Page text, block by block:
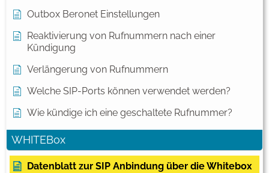
Outbox Beronet Einstellungen
Reaktivierung von Rufnummern nach einer
Kündigung
Verlängerung von Rufnummern
Welche SIP-Ports können verwendet werden?
Wie kündige ich eine geschaltete Rufnummer?
WHITEBox
Datenblatt zur SIP Anbindung über die Whitebox